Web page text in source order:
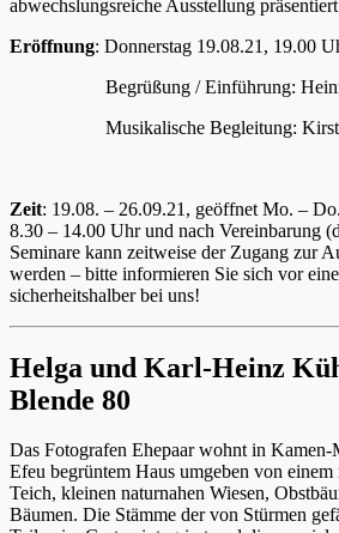
abwechslungsreiche Ausstellung
Eröffnung: Donnerstag 19.08.21, 19.00
Begrüßung / Einführung:
Musikalische Begleitung:
Zeit: 19.08. – 26.09.21, geöffnet Mo. –
8.30 – 14.00 Uhr und nach Vereinbarung
Seminare kann zeitweise der Zugang zur
werden – bitte informieren Sie sich vor
sicherheitshalber bei uns!
Helga und Karl-Heinz
Blende 80
Das Fotografen Ehepaar wohnt in
Efeu begrüntem Haus umgeben von
Teich, kleinen naturnahen Wiesen,
Bäumen. Die Stämme der von Stürmen